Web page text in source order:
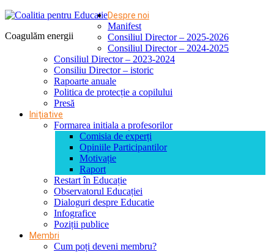
Coagulăm energii
Despre noi
Manifest
Consiliul Director – 2025-2026
Consiliul Director – 2024-2025
Consiliul Director – 2023-2024
Consiliu Director – istoric
Rapoarte anuale
Politica de protecție a copilului
Presă
Inițiative
Formarea initiala a profesorilor
Comisia de experți
Opiniile Participantilor
Motivație
Raport
Restart în Educație
Observatorul Educației
Dialoguri despre Educatie
Infografice
Poziții publice
Membri
Cum poți deveni membru?